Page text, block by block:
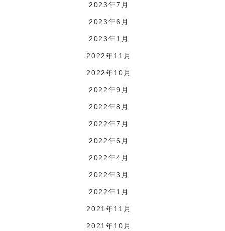
2023年7月
2023年6月
2023年1月
2022年11月
2022年10月
2022年9月
2022年8月
2022年7月
2022年6月
2022年4月
2022年3月
2022年1月
2021年11月
2021年10月